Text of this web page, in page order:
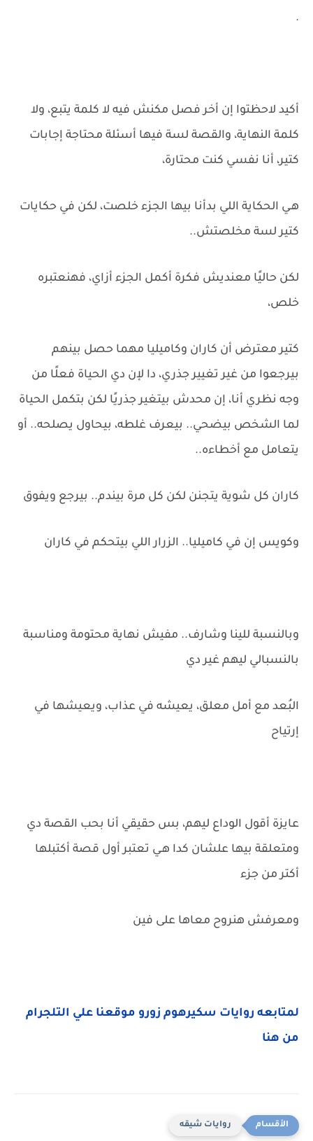
.
أكيد لاحظتوا إن أخر فصل مكنش فيه لا كلمة يتبع، ولا
كلمة النهاية، والقصة لسة فيها أسئلة محتاجة إجابات
كتير، أنا نفسي كنت محتارة،
هـي الحكاية اللي بدأنا بيها الجزء خلصت، لكن في حكايات
كتير لسة مخلصتش..
لكن حاليًا معنديش فكرة أكمل الجزء أزاي، فهنعتبره
خلص،
كتير معترض أن كاران وكاميليا مهما حصل بينهم
بيرجعوا من غير تغيير جذري، دا لإن دي الحياة فعلًا من
وجه نظري أنا، إن محدش بيتغير جذريًا لكن بتكمل الحياة
لما الشخص بيضحي.. بيعرف غلطه، بيحاول يصلحه.. أو
يتعامل مع أخطاءه..
كاران كل شوية يتجنن لكن كل مرة بيندم.. بيرجع ويفوق
وكويس إن في كاميليا.. الزرار اللي بيتحكم في كاران
وبالنسبة للينا وشارف.. مفيش نهاية محتومة ومناسبة
بالنسبالي ليهم غير دي
البُعد مع أمل معلق، يعيشه في عذاب، ويعيشها في
إرتياح
عايزة أقول الوداع ليهم، بس حقيقي أنا بحب القصة دي
ومتعلقة بيها علشان كدا هـي تعتبر أول قصة أكتبلها
أكتر من جزء
ومعرفش هنروح معاها على فين
لمتابعه روايات سكيرهوم زورو موقعنا علي التلجرام
من هنا
روايات شيقه